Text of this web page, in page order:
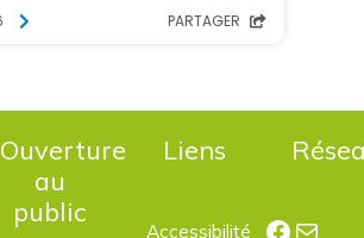
Ouverture
au
public
Liens
Accessibilité
E-mail